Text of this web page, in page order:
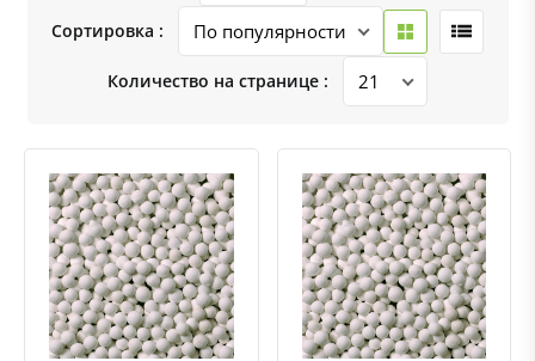
Сортировка :
Количество на странице :
Быстрый просмотрДобавить к сравнению
Добавить в избранное Быстрый просмотрДобавить к сравнению
Добавить в избранное